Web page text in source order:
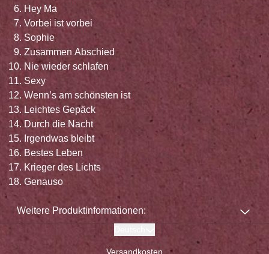
Hey Ma
Vorbei ist vorbei
Sophie
Zusammen Abschied
Nie wieder schlafen
Sexy
Wenn’s am schönsten ist
Leichtes Gepäck
Durch die Nacht
Irgendwas bleibt
Bestes Leben
Krieger des Lichts
Genauso
Weitere Produktinformationen:
Versandkosten